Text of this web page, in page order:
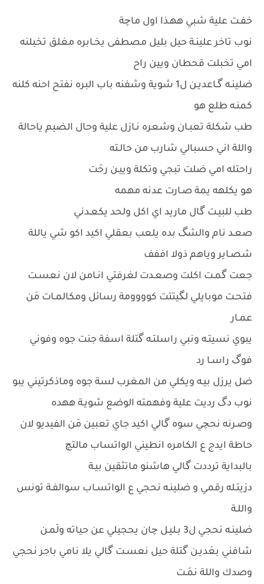
خفـت علية شبي ههـذا اول ماچة
نوب تاخر علينـة حيل بليل مصطفى يخـابره مغلق تخبلنه
امي تخبلت قحطان ويين راح
ضلينـه گـاعديـن ل1 شوية وشفنه باب البره نفتح احنه كلنه
كمنـه طلع هو
طب شكلة تعبـان وشعره نـازل علية وحال الضيم ياحالة
واللة اني حسبالي شارب من حالـته
راحتله امي ضلت تبجي وتكلة وييـن رحَت
هو يكلهه يمة صـارت عدنه مهمه
طب للبيـت گال ماريد اي اكل ولحد يكعـدني
صعـد نام والشگ بده يلعب بعقلي اكيد اكو شي ياللة
شصـاير وياهم ذولا اففف
جعت گمـت اكلت وصعـدت لغرفتي انـامن لان نعسـت
فتحـت موبايلي لگيتتت كوووومة رسائل ومكالمـات مَن
عمـار
يبوي نسيتـه ونبي راسلتـه گتلة اسفة جنت جوه وفوني
فوگ راسـا رد
ضل يرزل بيـه ويكلي من المغرب لسة جوه وماذكرتيني يبو
نوب دگ رديت علية وفهمته الوضع شويـة ههده
وصـرنه نحچي سوه گالي اكيد جاي تعبين مَن الفيديو لان
حاطة ايدج ع الكامره انطيني الواتساب مالتچ
بالبداية ترددت گالي هاشنو ماتثقين بيـة
دزيتـله رقمي و ضلينـه نحجي ع الواتسـاب سوالفـة تونس
واللـة
ضلينـه نحجي ل3 بـليـل چان يحجيلي عن حياته ولَمـن
شافني بعَديـن گتلة حيل نعسـت گالي يلا نامي باجر نحجي
وصدك واللة نمَـت